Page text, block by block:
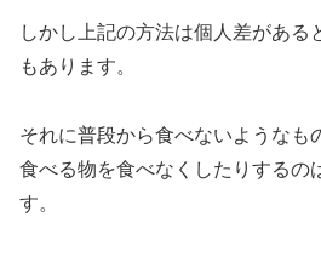
しかし上記の方法は個人差がある
もあります。
それに普段から食べないようなも
食べる物を食べなくしたりするの
す。